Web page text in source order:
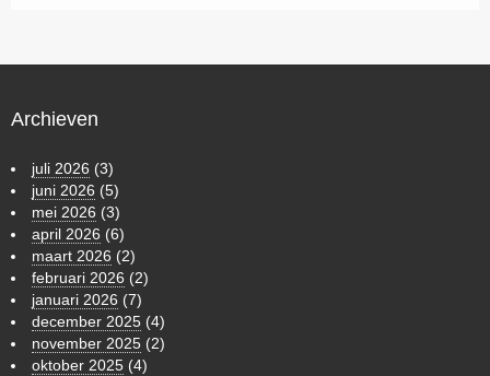
Archieven
juli 2026 (3)
juni 2026 (5)
mei 2026 (3)
april 2026 (6)
maart 2026 (2)
februari 2026 (2)
januari 2026 (7)
december 2025 (4)
november 2025 (2)
oktober 2025 (4)